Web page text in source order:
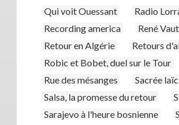
Qui voit Ouessant
Radio
Recording america
René
Retour en Algérie
Retours
Robic et Bobet, duel sur le Tour
Rue des mésanges
Sacrée
Salsa, la promesse du retour
Sarajevo à l'heure bosnienne